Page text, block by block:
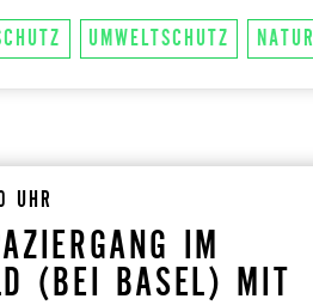
UMWELTSCHUTZ NATUR
IM
(BEI BASEL) MIT